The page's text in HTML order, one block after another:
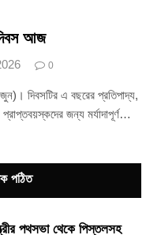
আজ
0
দিবসটির এ বছরের প্রতিপাদ্য,
জন্য মর্যাদাপূর্ণ…
পঠিত
পথসভা থেকে পিস্তলসহ